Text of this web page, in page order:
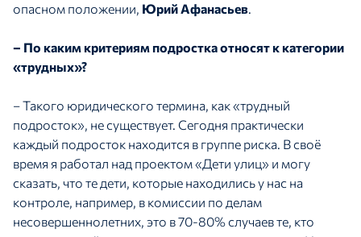
опасном положении, Юрий Афанасьев.
– По каким критериям подростка относят к категории
«трудных»?
– Такого юридического термина, как «трудный
подросток», не существует. Сегодня практически
каждый подросток находится в группе риска. В своё
время я работал над проектом «Дети улиц» и могу
сказать, что те дети, которые находились у нас на
контроле, например, в комиссии по делам
несовершеннолетних, это в 70-80% случаев те, кто